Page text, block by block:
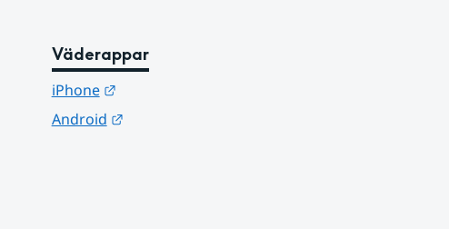
Väderappar
iPhone
Länk till annan webbplats.
Android
Länk till annan webbplats.